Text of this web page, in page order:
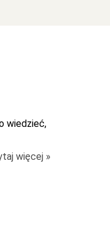
wiedzieć,
więcej »